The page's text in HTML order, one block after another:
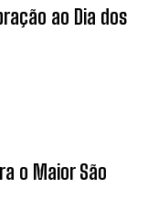
ao Dia dos
o Maior São